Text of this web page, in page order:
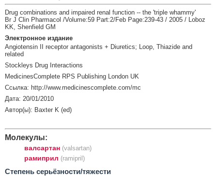
Drug combinations and impaired renal function -- the 'triple whammy'
Br J Clin Pharmacol /Volume:59 Part:2/Feb Page:239-43 / 2005 / Loboz
KK, Shenfield GM
Электронное издание
Angiotensin II receptor antagonists + Diuretics; Loop, Thiazide and
related
Stockleys Drug Interactions
MedicinesComplete RPS Publishing London UK
Ссылка: http://www.medicinescomplete.com/mc
Дата: 20/01/2010
Автор(ы): Baxter K (ed)
Молекулы:
валсартан (valsartan)
рамиприл (ramipril)
Cтепень серьёзности/тяжести